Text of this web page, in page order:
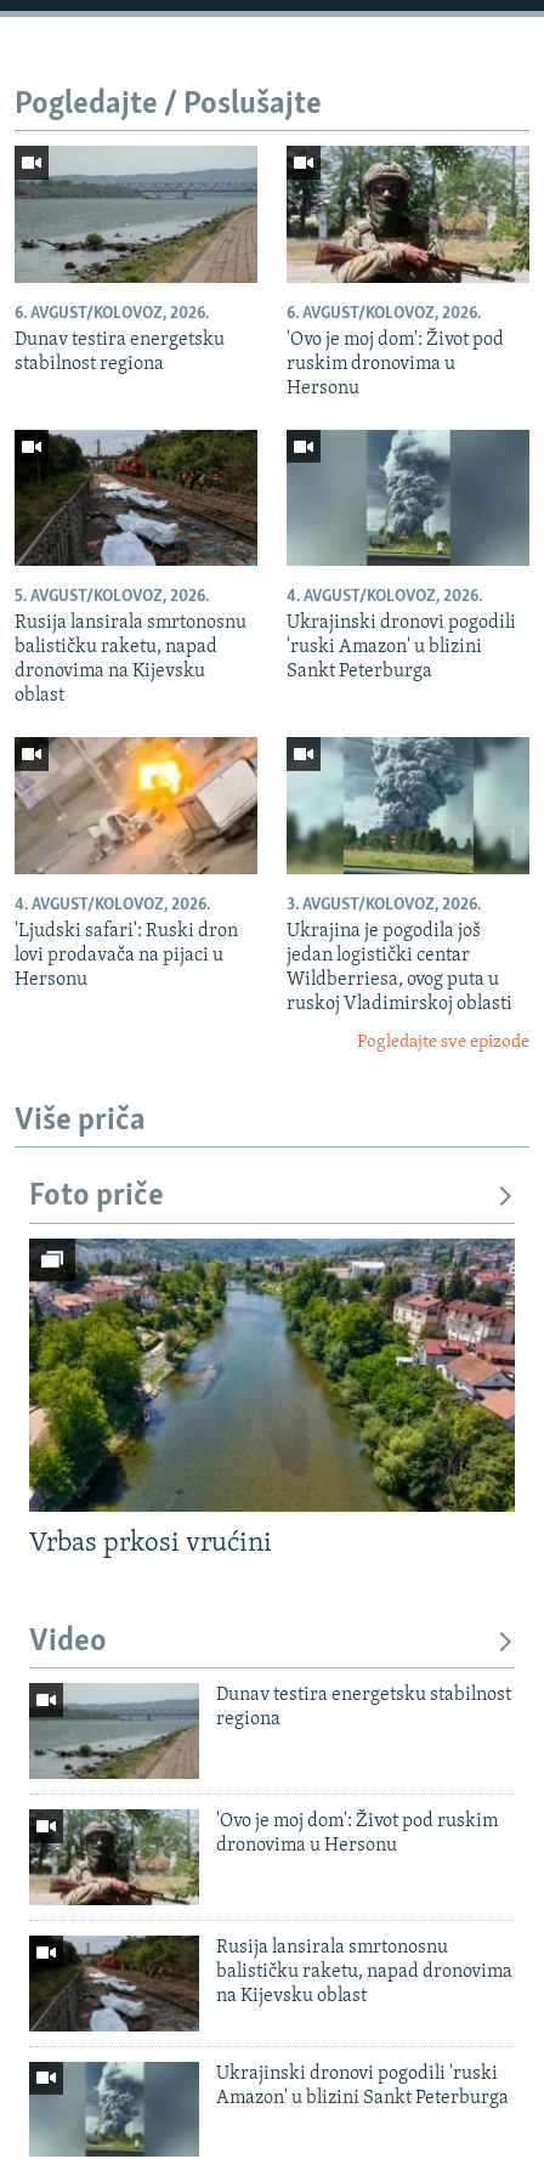
Pogledajte / Poslušajte
6. AVGUST/KOLOVOZ, 2026.
Dunav testira energetsku
stabilnost regiona
6. AVGUST/KOLOVOZ, 2026.
'Ovo je moj dom': Život pod
ruskim dronovima u
Hersonu
5. AVGUST/KOLOVOZ, 2026.
Rusija lansirala smrtonosnu
balističku raketu, napad
dronovima na Kijevsku
oblast
4. AVGUST/KOLOVOZ, 2026.
Ukrajinski dronovi pogodili
'ruski Amazon' u blizini
Sankt Peterburga
4. AVGUST/KOLOVOZ, 2026.
'Ljudski safari': Ruski dron
lovi prodavača na pijaci u
Hersonu
3. AVGUST/KOLOVOZ, 2026.
Ukrajina je pogodila još
jedan logistički centar
Wildberriesa, ovog puta u
ruskoj Vladimirskoj oblasti
Pogledajte sve epizode
Više priča
Foto priče
Vrbas prkosi vrućini
Video
Dunav testira energetsku stabilnost
regiona
'Ovo je moj dom': Život pod ruskim
dronovima u Hersonu
Rusija lansirala smrtonosnu
balističku raketu, napad dronovima
na Kijevsku oblast
Ukrajinski dronovi pogodili 'ruski
Amazon' u blizini Sankt Peterburga